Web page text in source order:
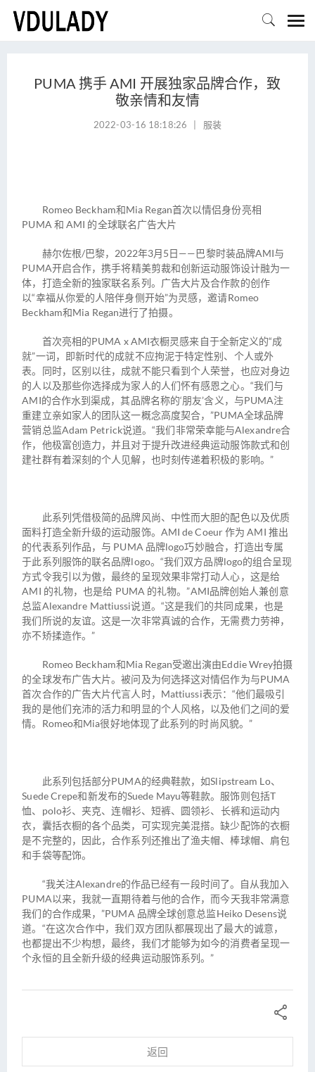
PUMA 携手 AMI 开展独家品牌合作，致
敬亲情和友情
2022-03-16 18:18:26 服装
Romeo Beckham和Mia Regan首次以情侣身份亮相
PUMA 和 AMI 的全球联名广告大片
赫尔佐根/巴黎，2022年3月5日——巴黎时装品牌AMI与
PUMA开启合作，携手将精美剪裁和创新运动服饰设计融为一
体，打造全新的独家联名系列。广告大片及合作款的创作
以“幸福从你爱的人陪伴身侧开始”为灵感，邀请Romeo
Beckham和Mia Regan进行了拍摄。
首次亮相的PUMA x AMI衣橱灵感来自于全新定义的“成
就”一词，即新时代的成就不应拘泥于特定性别、个人或外
表。同时，区别以往，成就不能只看到个人荣誉，也应对身边
的人以及那些你选择成为家人的人们怀有感恩之心。“我们与
AMI的合作水到渠成，其品牌名称的‘朋友’含义，与PUMA注
重建立亲如家人的团队这一概念高度契合，”PUMA全球品牌
营销总监Adam Petrick说道。“我们非常荣幸能与Alexandre合
作，他极富创造力，并且对于提升改进经典运动服饰款式和创
建社群有着深刻的个人见解，也时刻传递着积极的影响。”
此系列凭借极简的品牌风尚、中性而大胆的配色以及优质
面料打造全新升级的运动服饰。AMI de Coeur 作为 AMI 推出
的代表系列作品，与 PUMA 品牌logo巧妙融合，打造出专属
于此系列服饰的联名品牌logo。“我们双方品牌logo的组合呈现
方式令我引以为傲，最终的呈现效果非常打动人心，这是给
AMI 的礼物，也是给 PUMA 的礼物。”AMI品牌创始人兼创意
总监Alexandre Mattiussi说道。“这是我们的共同成果，也是
我们所说的友谊。这是一次非常真诚的合作，无需费力劳神，
亦不矫揉造作。”
Romeo Beckham和Mia Regan受邀出演由Eddie Wrey拍摄
的全球发布广告大片。被问及为何选择这对情侣作为与PUMA
首次合作的广告大片代言人时，Mattiussi表示：“他们最吸引
我的是他们充沛的活力和明显的个人风格，以及他们之间的爱
情。Romeo和Mia很好地体现了此系列的时尚风貌。”
此系列包括部分PUMA的经典鞋款，如Slipstream Lo、
Suede Crepe和新发布的Suede Mayu等鞋款。服饰则包括T
恤、polo衫、夹克、连帽衫、短裤、圆领衫、长裤和运动内
衣，囊括衣橱的各个品类，可实现完美混搭。缺少配饰的衣橱
是不完整的，因此，合作系列还推出了渔夫帽、棒球帽、肩包
和手袋等配饰。
“我关注Alexandre的作品已经有一段时间了。自从我加入
PUMA以来，我就一直期待着与他的合作，而今天我非常满意
我们的合作成果，”PUMA 品牌全球创意总监Heiko Desens说
道。“在这次合作中，我们双方团队都展现出了最大的诚意，
也都提出不少构想，最终，我们才能够为如今的消费者呈现一
个永恒的且全新升级的经典运动服饰系列。”

返回